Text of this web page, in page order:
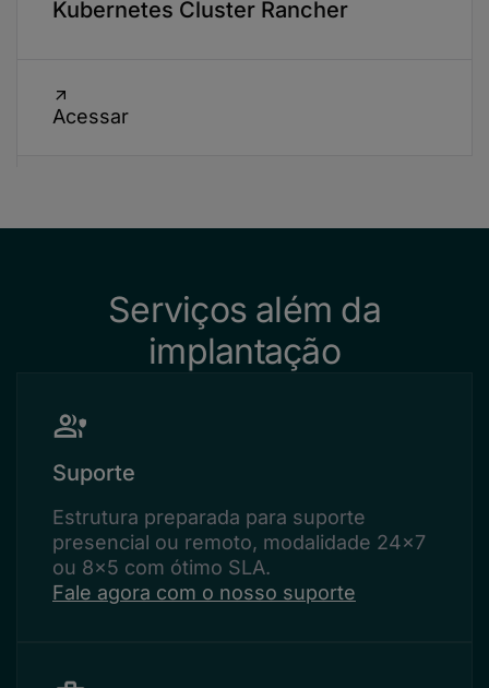
Kubernetes Cluster Rancher
Acessar
Serviços além da
implantação
Suporte
Estrutura preparada para suporte
presencial ou remoto, modalidade 24x7
ou 8x5 com ótimo SLA.
Fale agora com o nosso suporte